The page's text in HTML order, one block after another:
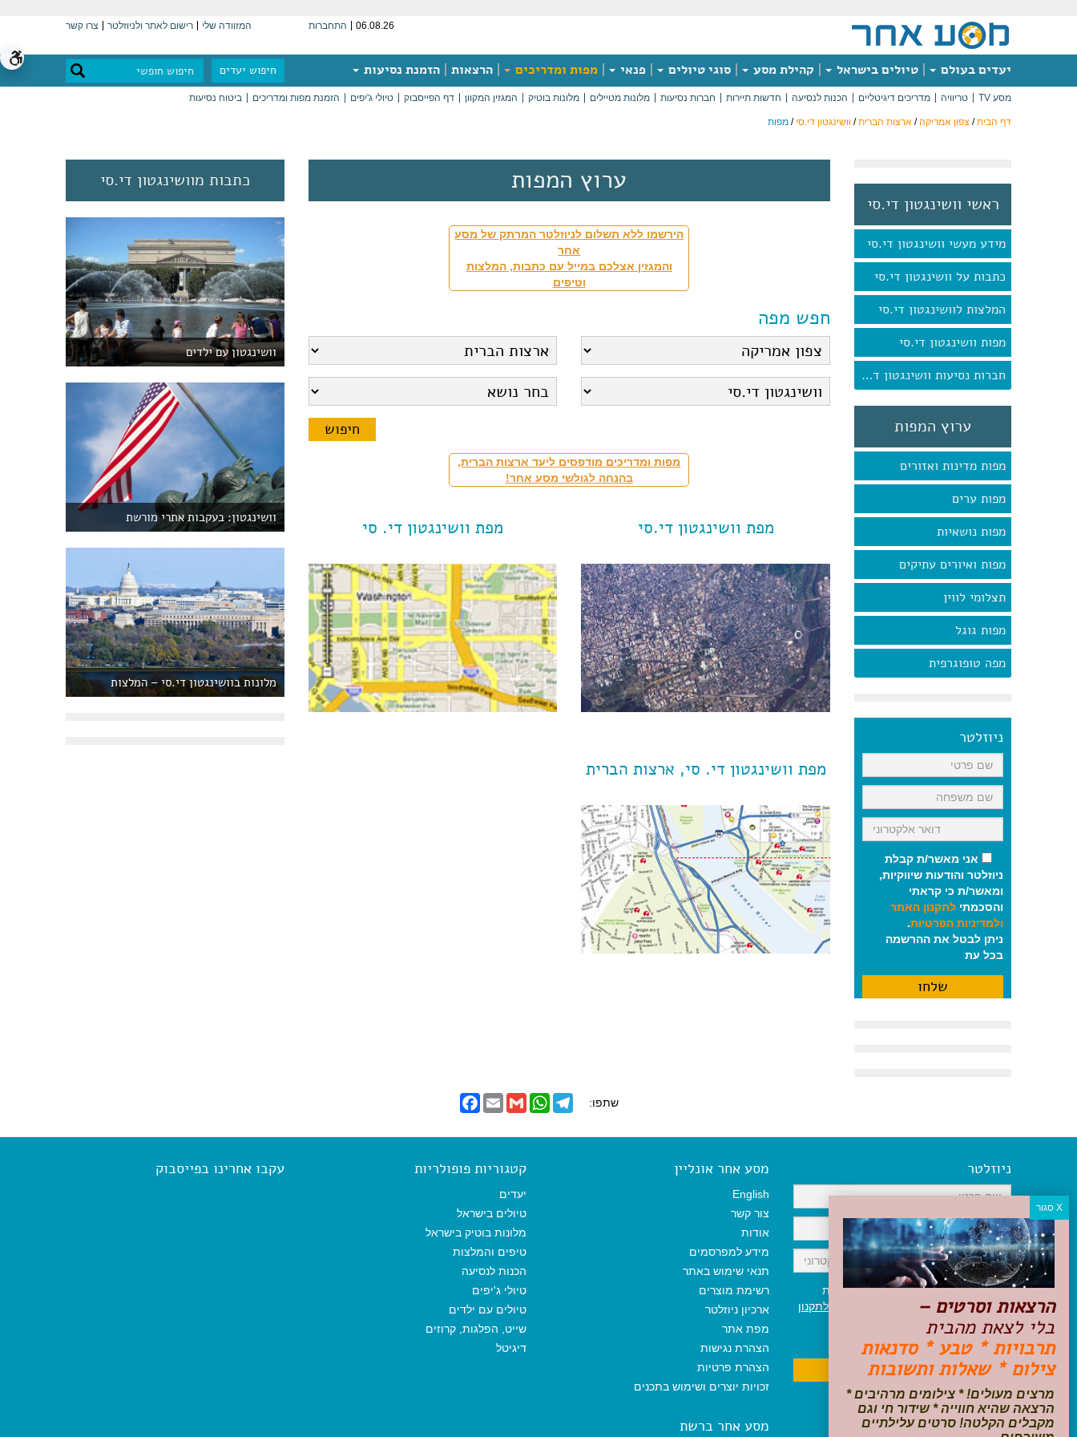
06.08.26 התחברות המזוודה שלי רישום לאתר ולניוזלטר צרו קשר
יעדים בעולם טיולים בישראל קהילת מסע סוגי טיולים פנאי מפות ומדריכים הרצאות הזמנת נסיעות חיפוש יעדים
מסע TV טריוויה מדריכים דיגיטליים הכנות לנסיעה חדשות תיירות חברות נסיעות מלונות מטיילים מלונות בוטיק המגזין המקוון דף הפייסבוק טיולי ג'יפים הזמנת מפות ומדריכים ביטוח נסיעות
דף הבית/ צפון אמריקה/ ארצות הברית/ וושינגטון די.סי / מפות
ראשי וושינגטון די.סי
מידע מעשי וושינגטון די.סי
כתבות על וושינגטון די.סי
המלצות לוושינגטון די.סי
מפות וושינגטון די.סי
חברות נסיעות וושינגטון די.סי
ערוץ המפות
מפות מדינות ואזורים
מפות ערים
מפות נושאיות
מפות ואיורים עתיקים
תצלומי לווין
מפות גוגל
מפה טופוגרפית
ניוזלטר
אני מאשר/ת קבלת
ניוזלטר והודעות שיווקיות,
ומאשר/ת כי קראתי
והסכמתי לתקנון האתר
ולמדיניות הפרטיות.
ניתן לבטל את ההרשמה
בכל עת
ערוץ המפות
הירשמו ללא תשלום לניוזלטר המרתק של מסע
אחר
והמגזין אצלכם במייל עם כתבות, המלצות
וטיפים
חפש מפה
מפות ומדריכים מודפסים ליעד ארצות הברית,
בהנחה לגולשי מסע אחר!
מפת וושינגטון די.סי מפת וושינגטון די. סי
מפת וושינגטון די. סי, ארצות הברית
כתבות מוושינגטון די.סי
וושינגטון עם ילדים
וושינגטון: בעקבות אתרי מורשת
מלונות בוושינגטון די.סי – המלצות
שתפו:
F
a
e
o
o
E
m
i
G
m
i
W
h
t
T
e
e
ניוזלטר
אני מאשר/ת קבלת ניוזלטר והודעות
שיווקיות, ומאשר/ת כי קראתי והסכמתי לתקנון
האתר
ולמדיניות הפרטיות
ניתן לבטל את ההרשמה בכל עת
מסע אחר אונליין
English
צור קשר
אודות
מידע למפרסמים
תנאי שימוש באתר
רשימת מוצרים
ארכיון ניוזלטר
מפת אתר
הצהרת נגישות
הצהרת פרטיות
זכויות יוצרים ושימוש בתכנים
מסע אחר ברשת
קטגוריות פופולריות
יעדים
טיולים בישראל
מלונות בוטיק בישראל
טיפים והמלצות
הכנות לנסיעה
טיולי ג'יפים
טיולים עם ילדים
שייט, הפלגות, קרוזים
דיגיטל
עקבו אחרינו בפייסבוק
הרצאות וסרטים –
בלי לצאת מהבית
תרבויות * טבע * סדנאות
צילום * שאלות ותשובות
מרצים מעולים! * צילומים מרהיבים *
הרצאה שהיא חווייה * שידור חי וגם
מקבלים הקלטה! סרטים עלילתיים